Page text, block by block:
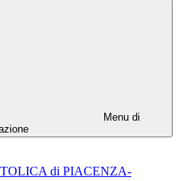
Menu di
di PIACENZA-